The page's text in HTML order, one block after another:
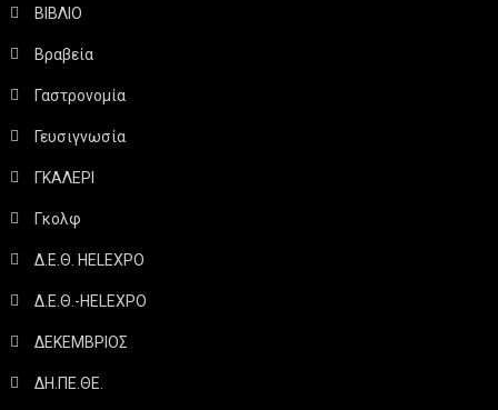
ΒΙΒΛΙΟ
Βραβεία
Γαστρονομία
Γευσιγνωσία
ΓΚΑΛΕΡΙ
Γκολφ
Δ.Ε.Θ. HELEXPO
Δ.Ε.Θ.-HELEXPO
ΔΕΚΕΜΒΡΙΟΣ
ΔΗ.ΠΕ.ΘΕ.